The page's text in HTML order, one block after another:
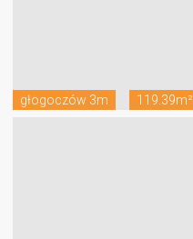
głogoczów 3m 119.39m²